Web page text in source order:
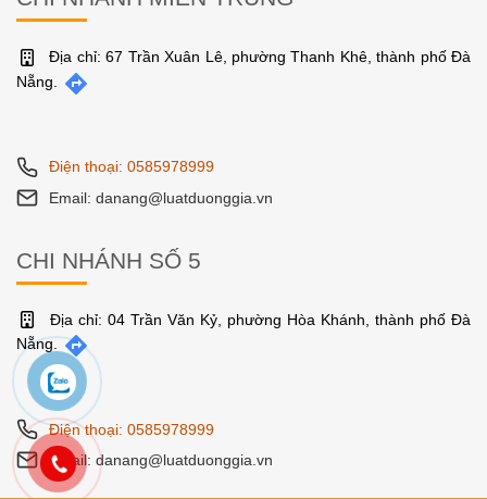
Địa chỉ: 67 Trần Xuân Lê, phường Thanh Khê, thành phố Đà
Nẵng.
CHI NHÁNH SỐ 5
Địa chỉ: 04 Trần Văn Kỷ, phường Hòa Khánh, thành phố Đà
Nẵng.